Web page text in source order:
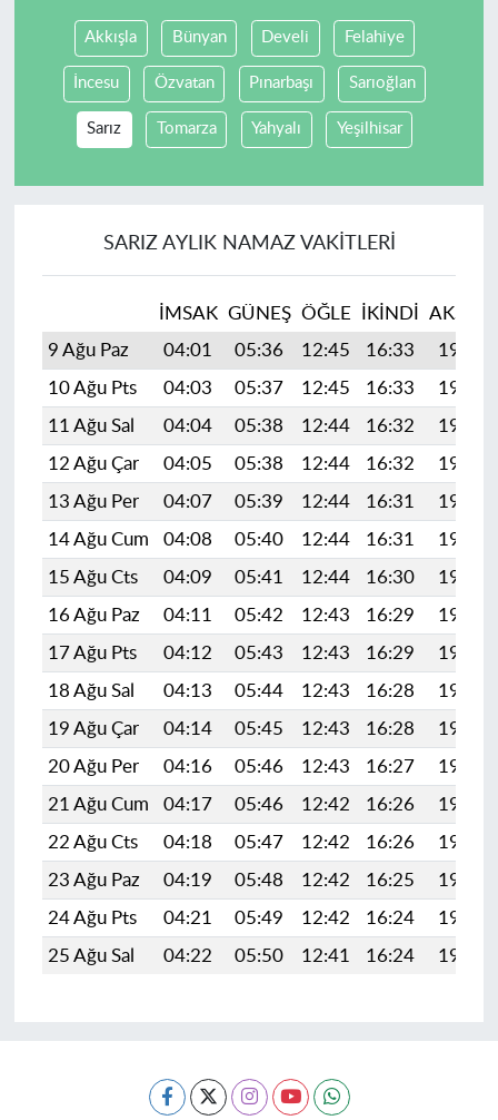
Akkışla Bünyan Develi Felahiye
İncesu Özvatan Pınarbaşı Sarıoğlan
Sarız Tomarza Yahyalı Yeşilhisar
SARIZ AYLIK NAMAZ VAKITLERI
İMSAK GÜNEŞ ÖĞLE İKINDI
AKŞAM
9 Ağu Paz
04:01 05:36 12:45 16:33
19:44
10 Ağu Pts
04:03 05:37 12:45 16:33
19:42
11 Ağu Sal
04:04 05:38 12:44 16:32
19:41
12 Ağu Çar
04:05 05:38 12:44 16:32
19:40
13 Ağu Per
04:07 05:39 12:44 16:31
19:39
14 Ağu Cum
04:08 05:40 12:44 16:31
19:38
15 Ağu Cts
04:09 05:41 12:44 16:30
19:36
16 Ağu Paz
04:11 05:42 12:43 16:29
19:35
17 Ağu Pts
04:12 05:43 12:43 16:29
19:34
18 Ağu Sal
04:13 05:44 12:43 16:28
19:32
19 Ağu Çar
04:14 05:45 12:43 16:28
19:31
20 Ağu Per
04:16 05:46 12:43 16:27
19:30
21 Ağu Cum
04:17 05:46 12:42 16:26
19:28
22 Ağu Cts
04:18 05:47 12:42 16:26
19:27
23 Ağu Paz
04:19 05:48 12:42 16:25
19:25
24 Ağu Pts
04:21 05:49 12:42 16:24
19:24
25 Ağu Sal
04:22 05:50 12:41 16:24 19:23